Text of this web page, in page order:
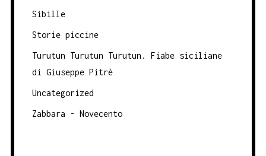
Sibille
Storie piccine
Turutun Turutun Turutun. Fiabe siciliane
di Giuseppe Pitrè
Uncategorized
Zabbara - Novecento